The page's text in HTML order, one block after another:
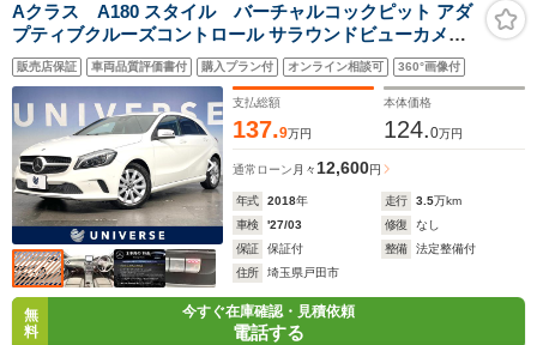
Aクラス A180 スタイル バーチャルコックピット アダ
プティブクルーズコントロール サラウンドビューカメラ
カープレイ パワーシート シートヒーター 電動リアゲート
アドバンスドキー 純正ナビ 地デジTV Bluetooth
販売店保証 車両品質評価書付 購入プラン付 オンライン相談可 360°画像付
支払総額
137.9万円
本体価格
124.0万円
通常ローン 月々12,600円
年式 2018年 走行 3.5万km
車検
'27/03 修復
なし
保証
保証付 整備
法定整備付
住所
埼玉県戸田市
無
料
今すぐ在庫確認・見積依頼
電話する